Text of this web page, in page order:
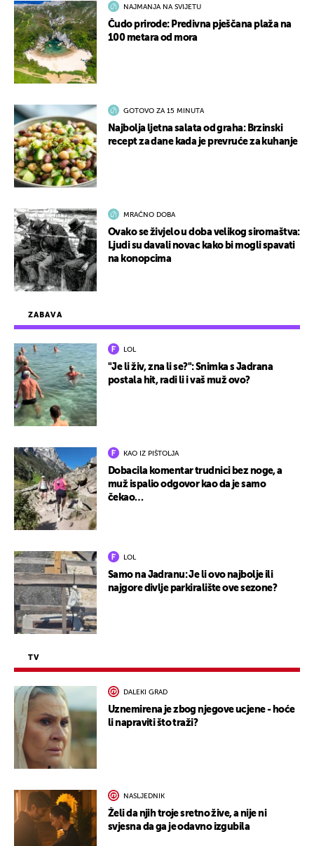
ZABAVA
LOL
"Je li živ, zna li se?": Snimka s Jadrana
postala hit, radi li i vaš muž ovo?
KAO IZ PIŠTOLJA
Dobacila komentar trudnici bez noge, a
muž ispalio odgovor kao da je samo
čekao…
LOL
Samo na Jadranu: Je li ovo najbolje ili
najgore divlje parkiralište ove sezone?
TV
DALEKI GRAD
Uznemirena je zbog njegove ucjene - hoće
li napraviti što traži?
NASLJEDNIK
Želi da njih troje sretno žive, a nije ni
svjesna da ga je odavno izgubila
NAJMANJA NA SVIJETU
Čudo prirode: Predivna pješčana plaža na
100 metara od mora
GOTOVO ZA 15 MINUTA
Najbolja ljetna salata od graha: Brzinski
recept za dane kada je prevruće za kuhanje
MRAČNO DOBA
Ovako se živjelo u doba velikog siromaštva:
Ljudi su davali novac kako bi mogli spavati
na konopcima